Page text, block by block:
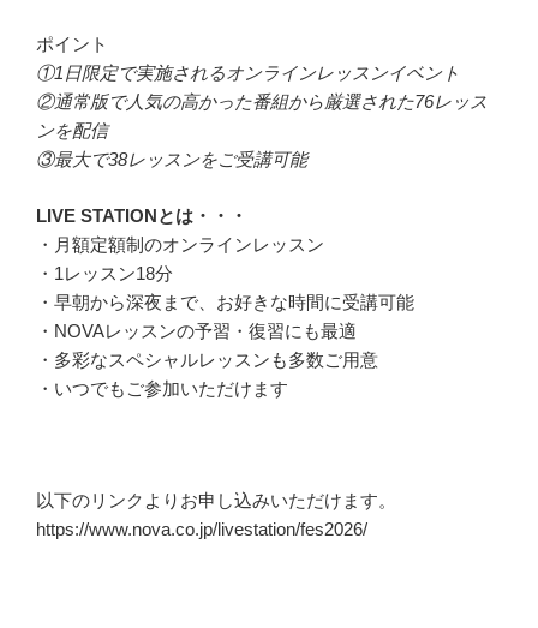
ポイント
①1日限定で実施されるオンラインレッスンイベント
②通常版で人気の高かった番組から厳選された76レッス
ンを配信
③最大で38レッスンをご受講可能
LIVE STATIONとは・・・
・月額定額制のオンラインレッスン
・1レッスン18分
・早朝から深夜まで、お好きな時間に受講可能
・NOVAレッスンの予習・復習にも最適
・多彩なスペシャルレッスンも多数ご用意
・いつでもご参加いただけます
以下のリンクよりお申し込みいただけます。
https://www.nova.co.jp/livestation/fes2026/